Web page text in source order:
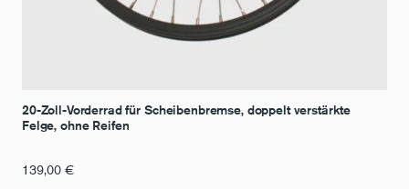
20-Zoll-Vorderrad für Scheibenbremse, doppelt verstärkte
Felge, ohne Reifen
139,00 €